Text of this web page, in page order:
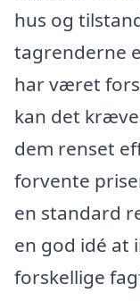
hus og
tagrenderne
har været
kan det
dem renset
forvente
en standard
en god idé at
forskellige